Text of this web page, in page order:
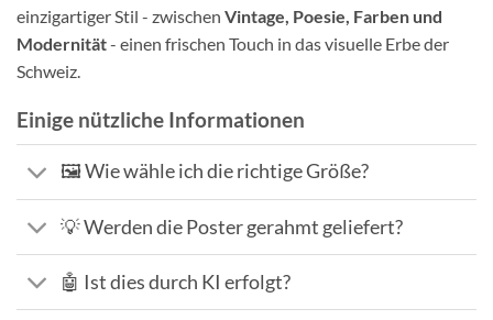
einzigartiger Stil - zwischen Vintage, Poesie, Farben und
Modernität- einen frischen Touch in das visuelle Erbe der
Schweiz.
Einige nützliche Informationen
🖼️ Wie wähle ich die richtige Größe?
💡 Werden die Poster gerahmt geliefert?
🤖 Ist dies durch KI erfolgt?